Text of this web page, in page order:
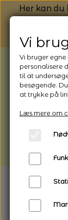
Her kan du
1/8 - 9/8 -
afhentning
Vi gør
længere
Vi
Vi bruger
personalisere
til at
besøgende.
at trykke på
Læs mere om